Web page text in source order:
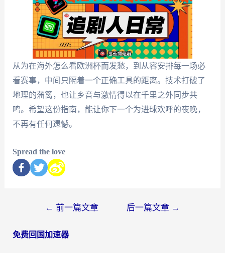
从为在海外怎么看欧洲杯而发愁，到从容安排每一场必
看赛事，中间只隔着一个正确工具的距离。技术打破了
地理的藩篱，也让乡音与激情得以在千里之外同步共
鸣。希望这份指南，能让你下一个为进球欢呼的夜晚，
不再有任何遗憾。
Spread the love
← 前一篇文章 后一篇文章 →
免费回国加速器